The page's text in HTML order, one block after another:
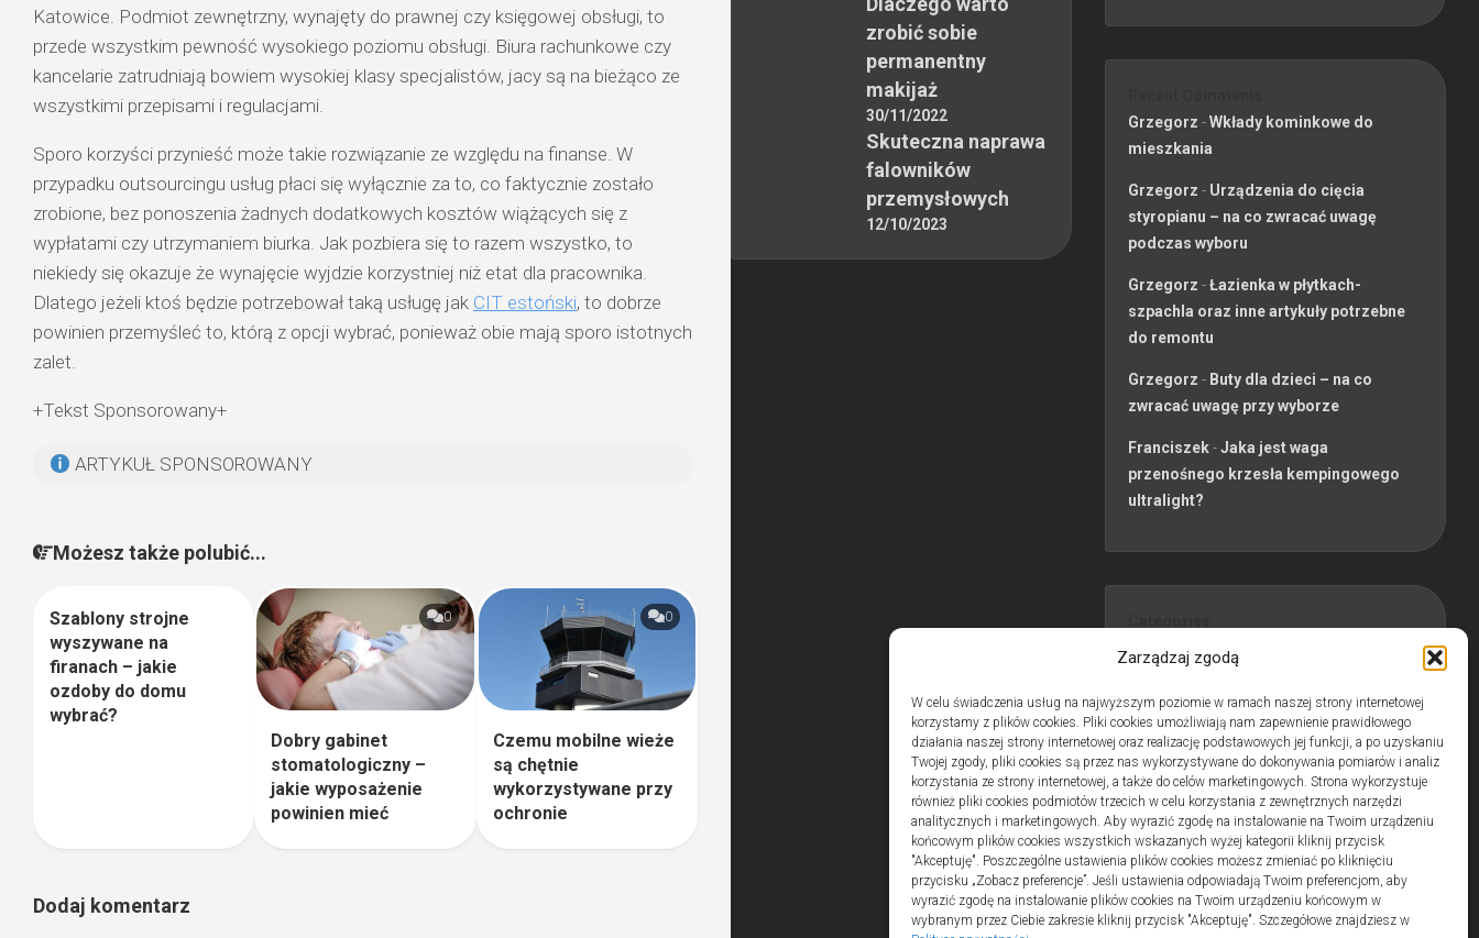
Zarządzaj zgodą
W celu świadczenia usług na najwyższym poziomie w ramach naszej strony internetowej
korzystamy z plików cookies. Pliki cookies umożliwiają nam zapewnienie prawidłowego
działania naszej strony internetowej oraz realizację podstawowych jej funkcji, a po uzyskaniu
Twojej zgody, pliki cookies są przez nas wykorzystywane do dokonywania pomiarów i analiz
korzystania ze strony internetowej, a także do celów marketingowych. Strona wykorzystuje
również pliki cookies podmiotów trzecich w celu korzystania z zewnętrznych narzędzi
analitycznych i marketingowych. Aby wyrazić zgodę na instalowanie na Twoim urządzeniu
końcowym plików cookies wszystkich wskazanych wyżej kategorii kliknij przycisk
"Akceptuję". Poszczególne ustawienia plików cookies możesz zmieniać po kliknięciu
przycisku „Zobacz preferencje”. Jeśli ustawienia odpowiadają Twoim preferencjom, aby
wyrazić zgodę na instalowanie plików cookies na Twoim urządzeniu końcowym w
wybranym przez Ciebie zakresie kliknij przycisk "Akceptuję". Szczegółowe znajdziesz w
Katowice. Podmiot zewnętrzny, wynajęty do prawnej czy księgowej obsługi, to
przede wszystkim pewność wysokiego poziomu obsługi. Biura rachunkowe czy
kancelarie zatrudniają bowiem wysokiej klasy specjalistów, jacy są na bieżąco ze
wszystkimi przepisami i regulacjami.
Sporo korzyści przynieść może takie rozwiązanie ze względu na finanse. W
przypadku outsourcingu usług płaci się wyłącznie za to, co faktycznie zostało
zrobione, bez ponoszenia żadnych dodatkowych kosztów wiążących się z
wypłatami czy utrzymaniem biurka. Jak pozbiera się to razem wszystko, to
niekiedy się okazuje że wynajęcie wyjdzie korzystniej niż etat dla pracownika.
Dlatego jeżeli ktoś będzie potrzebował taką usługę jak CIT estoński, to dobrze
powinien przemyśleć to, którą z opcji wybrać, ponieważ obie mają sporo istotnych
zalet.
+Tekst Sponsorowany+
ARTYKUŁ SPONSOROWANY
Możesz także polubić...
Szablony strojne
wyszywane na
firanach – jakie
ozdoby do domu
wybrać?
0
Dobry gabinet
stomatologiczny –
jakie wyposażenie
powinien mieć
0
Czemu mobilne wieże
są chętnie
wykorzystywane przy
ochronie
Dodaj komentarz
Grzegorz -Wkłady kominkowe do
mieszkania
Grzegorz - Urządzenia do cięcia
styropianu – na co zwracać uwagę
podczas wyboru
Grzegorz -Łazienka w płytkach-
szpachla oraz inne artykuły potrzebne
do remontu
Grzegorz - Buty dla dzieci – na co
zwracać uwagę przy wyborze
Franciszek-Jaka jest waga
przenośnego krzesła kempingowego
ultralight?
ARTYKUŁ SPONSOROWANY
Budownictwo
Dom, Ogród
Edukacja
Edukacja, Rozrywka
Inne
Pozostałe
Sport, Turystyka
Uroda, Zdrowie
Usługi
zrobić sobie
permanentny
makijaż
30/11/2022
Skuteczna naprawa
falowników
przemysłowych
12/10/2023